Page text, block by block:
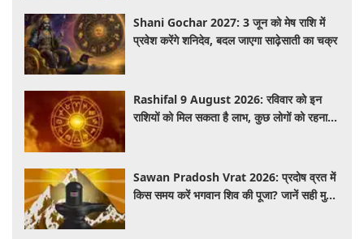
Shani Gochar 2027: 3 जून को मेष राशि में
प्रवेश करेंगे शनिदेव, बदल जाएगा साढ़ेसाती का चक्र
Rashifal 9 August 2026: रविवार को इन
राशियों को मिल सकता है लाभ, कुछ लोगों को रहना
Sawan Pradosh Vrat 2026: प्रदोष व्रत में
किस समय करें भगवान शिव की पूजा? जानें सही मुहूर्त